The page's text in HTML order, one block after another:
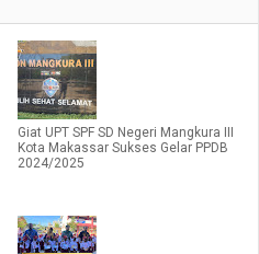
Giat UPT SPF SD Negeri Mangkura III
Kota Makassar Sukses Gelar PPDB
2024/2025